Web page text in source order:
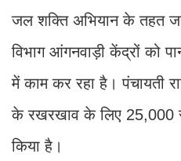
जल शक्ति अभियान के तहत
विभाग आंगनवाड़ी केंद्रों को
में काम कर रहा है। पंचायती
के रखरखाव के लिए
किया है।